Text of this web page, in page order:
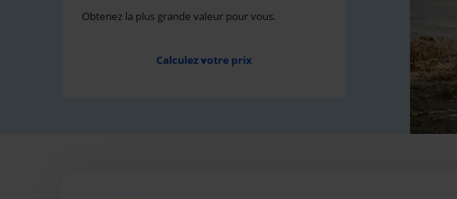
Obtenez la plus grande valeur pour vous.
Calculez votre prix